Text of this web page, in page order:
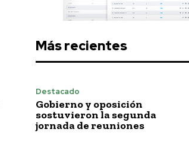
Más recientes
Destacado
Gobierno y oposición
sostuvieron la segunda
jornada de reuniones